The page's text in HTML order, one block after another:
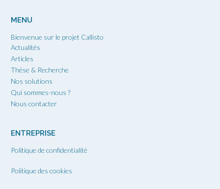
MENU
Bienvenue sur le projet Callisto
Actualités
Articles
Thèse & Recherche
Nos solutions
Qui sommes-nous ?
Nous contacter
ENTREPRISE
Politique de confidentialité
Politique des cookies